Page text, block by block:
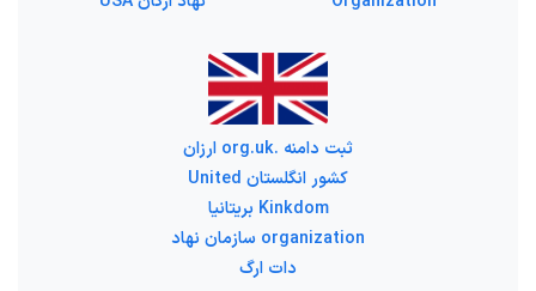
ثبت دامنه .org.uk ارزان
کشور انگلستان United
Kinkdom بریتانیا
organization سازمان نهاد
دات ارگ